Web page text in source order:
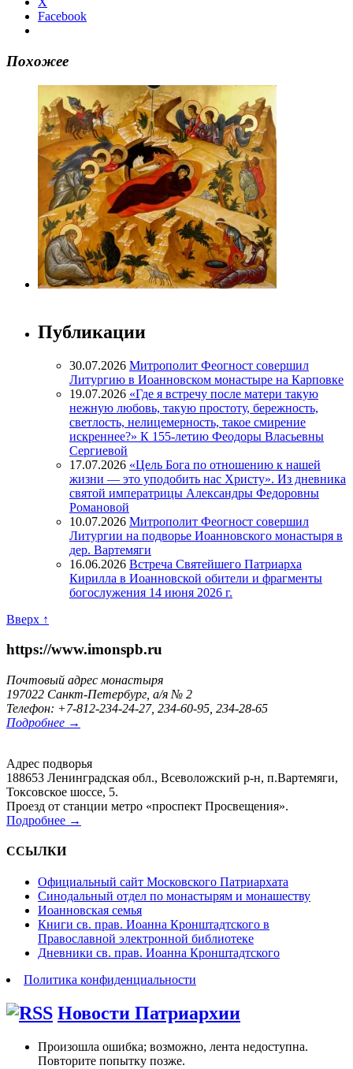
Facebook
Похожее
Публикации
30.07.2026 Митрополит Феогност совершил
Литургию в Иоанновском монастыре на Карповке
19.07.2026 «Где я встречу после матери такую
нежную любовь, такую простоту, бережность,
светлость, нелицемерность, такое смирение
искреннее?» К 155-летию Феодоры Власьевны
Сергиевой
17.07.2026 «Цель Бога по отношению к нашей
жизни — это уподобить нас Христу». Из дневника
святой императрицы Александры Федоровны
Романовой
10.07.2026 Митрополит Феогност совершил
Литургии на подворье Иоанновского монастыря в
дер. Вартемяги
16.06.2026 Встреча Святейшего Патриарха
Кирилла в Иоанновской обители и фрагменты
богослужения 14 июня 2026 г.
Вверх ↑
https://www.imonspb.ru
Почтовый адрес монастыря
197022 Санкт-Петербург, а/я № 2
Телефон: +7-812-234-24-27, 234-60-95, 234-28-65
Подробнее →
Адрес подворья
188653 Ленинградская обл., Всеволожский р-н, п.Вартемяги,
Токсовское шоссе, 5.
Проезд от станции метро «проспект Просвещения».
Подробнее →
ССЫЛКИ
Официальный сайт Московского Патриархата
Синодальный отдел по монастырям и монашеству
Иоанновская семья
Книги св. прав. Иоанна Кронштадтского в
Православной электронной библиотеке
Дневники св. прав. Иоанна Кронштадтского
Политика конфиденциальности
Новости Патриархии
Произошла ошибка; возможно, лента недоступна.
Повторите попытку позже.